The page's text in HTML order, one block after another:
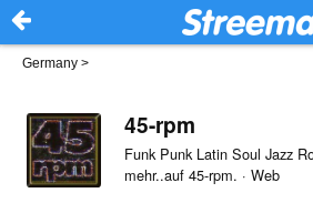
Germany >
45-rpm
Funk Punk Latin Soul Jazz
mehr..auf 45-rpm. · Web